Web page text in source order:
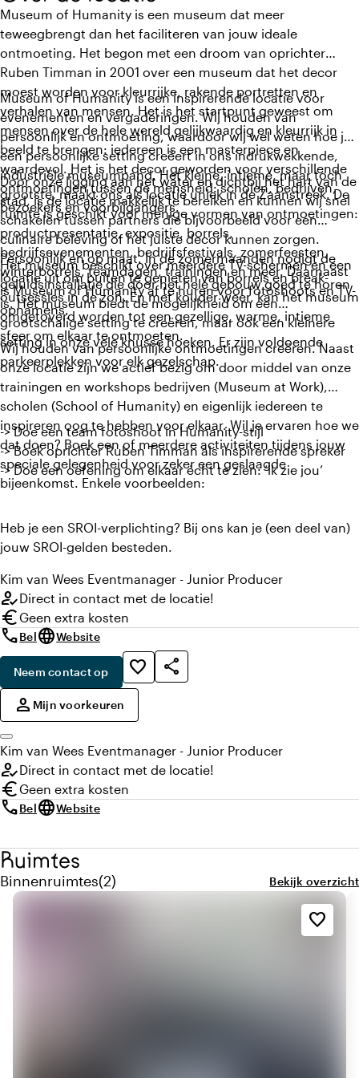
Museum of Humanity is een museum dat meer
teweegbrengt dan het faciliteren van jouw ideale
ontmoeting. Het begon met een droom van oprichter
Ruben Timman in 2001 over een museum dat het decor
moest worden voor kleurrijke, rakende portretten en
verhalen van mensen. Het is het startpunt geweest om
mensen over de hele wereld gelijkwaardig en kleurrijk in
beeld te brengen: iedereen is een masterpiece en
waardevol. Het is het decor geworden voor verschillende
ontmoetingen tussen de mensheid: scholen, bedrijven,
bezoekers en voorbijgangers.
Museum of Humanity is een inspirerende locatie voor
evenementen en vergaderingen. Wij houden van
persoonlijk en ontmoeting, waardoor wij wel weten hoe je
een persoonlijke setting creëert in ons indrukwekkende,
industriële museumpand. Het kleine, intieme, maar toch
grootste, maakt ons als locatie uniek in de Zaanstreek. De
ruimte is geschikt voor menige vormen van ontmoetingen:
productpresentatie, expositie, borrels,
bedrijfsevenementen, bedrijfsfestivals, zomerfeesten,
winterborrels, teamdagen, trainingen en meer. Daarnaast
is Museum of Humanity af te huren voor fotoshoots en TV-
opnamens.
Door onze ligging aan het water en dichtbij het hart van de
stad, is de locatie makkelijk te bereiken en kunnen wij snel
schakelen tussen partners die bijvoorbeeld voor een
culinaire beleving of het juiste decor kunnen zorgen.
Persoonlijk en op maat. In de zomermaanden nodigt de
locatie uit om buiten te genieten van borrels en break-
outsessies in de zon. En met kouder weer, kan het museum
omgetoverd worden tot een gezellige, warme, intieme
sfeer om elkaar te ontmoeten.
Het museum beschikt over meerdere TV-schermen en een
geluidsinstallatie die door het hele gebouw goed te horen
is. Het museum biedt de mogelijkheid om een
grootschalige setting te creëren, maar ook een kleinere
setting in onze vele knusse hoeken. Er zijn voldoende
parkeerplekken voor elk gezelschap.
Wij houden van persoonlijke ontmoetingen creëren. Naast
onze locatie zijn we actief bezig om door middel van onze
trainingen en workshops bedrijven (Museum at Work),
scholen (School of Humanity) en eigenlijk iedereen te
inspireren oog te hebben voor elkaar. Wil je ervaren hoe we
dat doen? Boek een of meerdere activiteiten tijdens jouw
speciale gelegenheid voor zeker een geslaagde
bijeenkomst. Enkele voorbeelden:
-> Doe een team fotoshoot in Humanity-stijl
-> Boek oprichter Ruben Timman als inspirerende spreker
-> Doe een oefening om elkaar écht te zien: ‘ik zie jou’
Heb je een SROI-verplichting? Bij ons kan je (een deel van)
jouw SROI-gelden besteden.
Kim van Wees Eventmanager - Junior Producer
how_to_regDirect in contact met de locatie!
euroGeen extra kosten
callBellanguageWebsite
Neem contact op favorite_border
share
person Mijn voorkeuren
Kim van Wees Eventmanager - Junior Producer
how_to_regDirect in contact met de locatie!
euroGeen extra kosten
callBellanguageWebsite
Ruimtes
Binnenruimtes
Aantal binnenruimtes: 2
(2) Bekijk overzicht
favorite_border